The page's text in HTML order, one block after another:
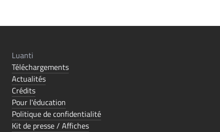
Luanti
Téléchargements
Actualités
Crédits
Pour l'éducation
Politique de confidentialité
Kit de presse / Affiches